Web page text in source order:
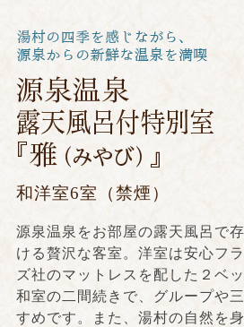
和洋室6室（禁煙）
源泉温泉をお部屋の露天風呂で
ける贅沢な客室。洋室は安心フ
ズ社のマットレスを配した２ベ
和室の二間続きで、グループや
すめです。また、湯村の自然を